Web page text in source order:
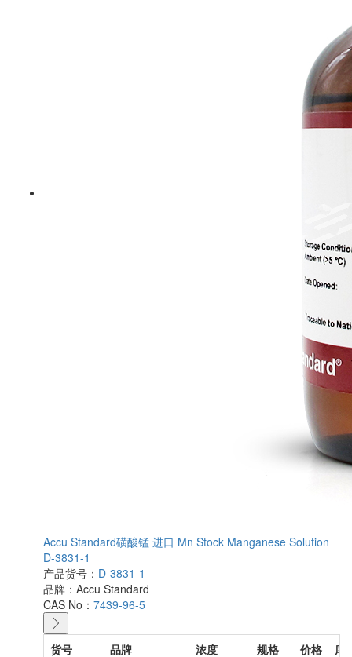
Accu Standard磺酸锰 进口 Mn Stock Manganese Solution
D-3831-1
产品货号： D-3831-1
品牌： Accu Standard
CAS No： 7439-96-5
货号 品牌 浓度 规格 价格
库